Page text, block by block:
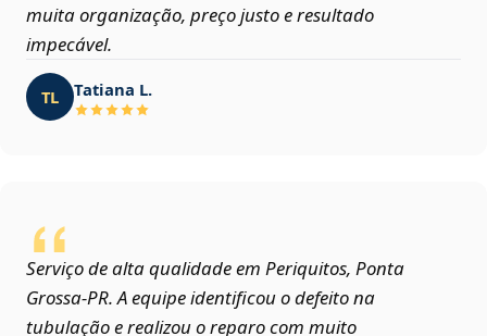
muita organização, preço justo e resultado
impecável.
TL Tatiana L.
Serviço de alta qualidade em Periquitos, Ponta
Grossa‑PR. A equipe identificou o defeito na
tubulação e realizou o reparo com muito